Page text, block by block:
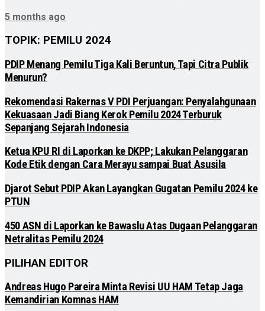
5 months ago
TOPIK: PEMILU 2024
PDIP Menang Pemilu Tiga Kali Beruntun, Tapi Citra Publik
Menurun?
Rekomendasi Rakernas V PDI Perjuangan: Penyalahgunaan
Kekuasaan Jadi Biang Kerok Pemilu 2024 Terburuk
Sepanjang Sejarah Indonesia
Ketua KPU RI di Laporkan ke DKPP; Lakukan Pelanggaran
Kode Etik dengan Cara Merayu sampai Buat Asusila
Djarot Sebut PDIP Akan Layangkan Gugatan Pemilu 2024 ke
PTUN
450 ASN di Laporkan ke Bawaslu Atas Dugaan Pelanggaran
Netralitas Pemilu 2024
PILIHAN EDITOR
Andreas Hugo Pareira Minta Revisi UU HAM Tetap Jaga
Kemandirian Komnas HAM